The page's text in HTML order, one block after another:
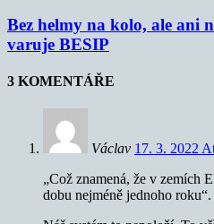
Bez helmy na kolo, ale ani
varuje BESIP
3 KOMENTÁŘE
Václav 17. 3. 2022
„Což znamená, že v zemích
dobu nejméně jednoho